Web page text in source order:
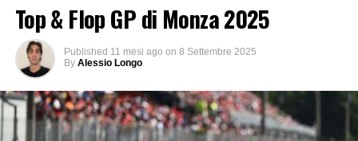
Top & Flop GP di Monza 2025
Published 11 mesi ago on 8 Settembre 2025
By Alessio Longo